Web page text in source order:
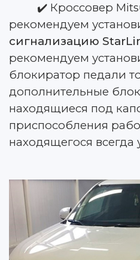
✔️ Кроссовер
рекомендуем
сигнализацию
рекомендуем
блокиратор педали
дополнительные
находящиеся под
приспособления
находящегося всегда